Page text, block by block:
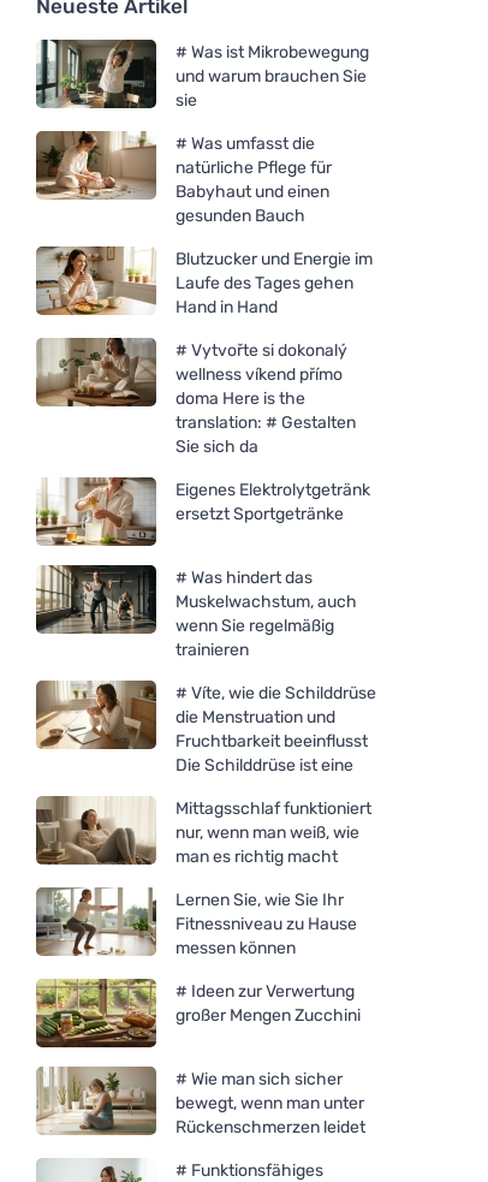
Neueste Artikel
# Was ist Mikrobewegung
und warum brauchen Sie
sie
# Was umfasst die
natürliche Pflege für
Babyhaut und einen
gesunden Bauch
Blutzucker und Energie im
Laufe des Tages gehen
Hand in Hand
# Vytvořte si dokonalý
wellness víkend přímo
doma Here is the
translation: # Gestalten
Sie sich da
Eigenes Elektrolytgetränk
ersetzt Sportgetränke
# Was hindert das
Muskelwachstum, auch
wenn Sie regelmäßig
trainieren
# Víte, wie die Schilddrüse
die Menstruation und
Fruchtbarkeit beeinflusst
Die Schilddrüse ist eine
Mittagsschlaf funktioniert
nur, wenn man weiß, wie
man es richtig macht
Lernen Sie, wie Sie Ihr
Fitnessniveau zu Hause
messen können
# Ideen zur Verwertung
großer Mengen Zucchini
# Wie man sich sicher
bewegt, wenn man unter
Rückenschmerzen leidet
# Funktionsfähiges